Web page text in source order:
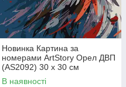
Новинка Картина за
номерами ArtStory Орел ДВП
(AS2092) 30 х 30 см
В наявності